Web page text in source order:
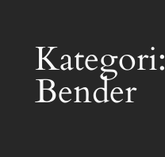
Kategori:
Bender